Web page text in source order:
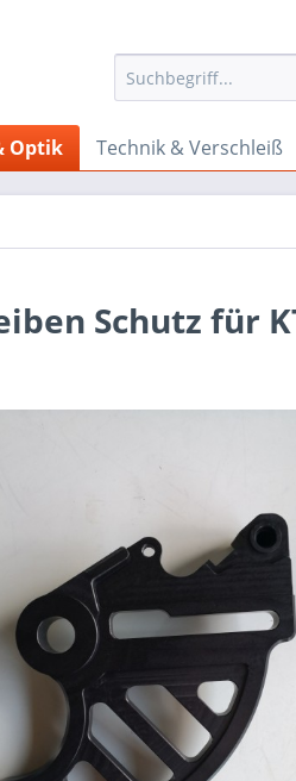
Optik Technik & Verschleiß
Schutz für